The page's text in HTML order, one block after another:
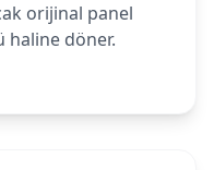
orijinal panel
haline döner.